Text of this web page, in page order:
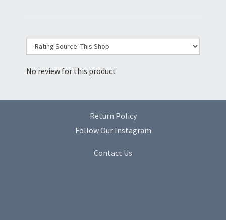
No review for this product
Return Policy
Follow Our Instagram
Contact Us